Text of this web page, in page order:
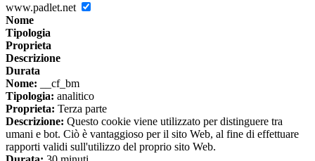
www.padlet.net
Nome
Tipologia
Proprieta
Descrizione
Durata
Nome: __cf_bm
Tipologia: analitico
Proprieta: Terza parte
Descrizione: Questo cookie viene utilizzato per distinguere tra
umani e bot. Ciò è vantaggioso per il sito Web, al fine di effettuare
rapporti validi sull'utilizzo del proprio sito Web.